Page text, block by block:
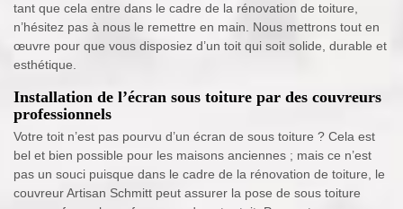
tant que cela entre dans le cadre de la rénovation de toiture,
n’hésitez pas à nous le remettre en main. Nous mettrons tout en
œuvre pour que vous disposiez d’un toit qui soit solide, durable et
esthétique.
Installation de l’écran sous toiture par des couvreurs
professionnels
Votre toit n’est pas pourvu d’un écran de sous toiture ? Cela est
bel et bien possible pour les maisons anciennes ; mais ce n’est
pas un souci puisque dans le cadre de la rénovation de toiture, le
couvreur Artisan Schmitt peut assurer la pose de sous toiture